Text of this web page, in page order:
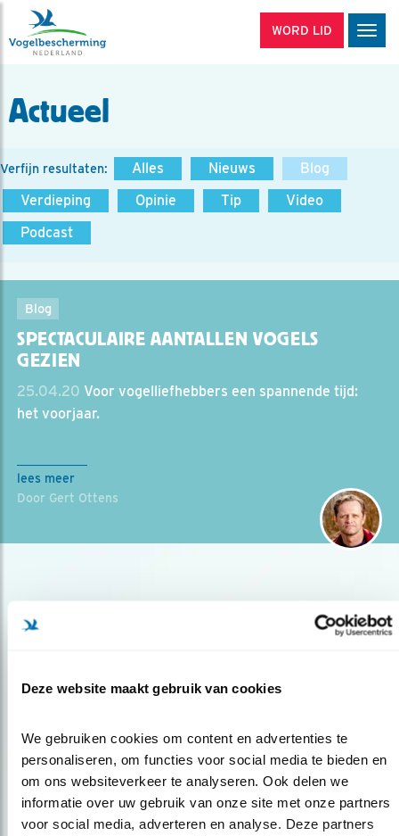
Deze website maakt gebruik van cookies
We gebruiken cookies om content en advertenties te
personaliseren, om functies voor social media te bieden en
om ons websiteverkeer te analyseren. Ook delen we
informatie over uw gebruik van onze site met onze partners
voor social media, adverteren en analyse. Deze partners
WORD LID
Actueel
Verfijn resultaten: Alles Nieuws
Blog
Verdieping
Opinie Tip
Video
Podcast
Blog
SPECTACULAIRE AANTALLEN VOGELS
GEZIEN
25.04.20 Voor vogelliefhebbers een spannende tijd:
het voorjaar.
lees meer
Door Gert Ottens
Meld je aan en ontvang nieuws, inspiratie, acties en tips
over vogels en activiteiten van Vogelbescherming.
AANMELDEN VOGELNIEUWS